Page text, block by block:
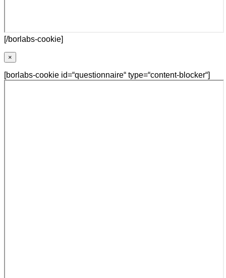
[/borlabs-cookie]
×
[borlabs-cookie id=“questionnaire“ type=“content-blocker“]